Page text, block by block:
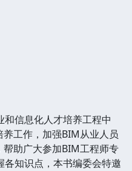
信息化人才培养工程中
工作，加强BIM从业人员
助广大参加BIM工程师专
知识点，本书编委会特邀